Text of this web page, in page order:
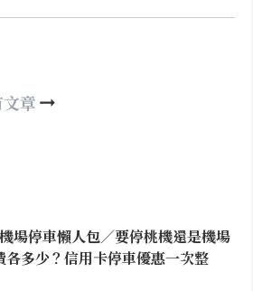
章
場停車懶人包／要停桃機還是機場
各多少？信用卡停車優惠一次整